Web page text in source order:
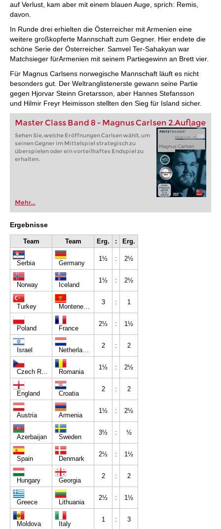
auf Verlust, kam aber mit einem blauen Auge, sprich: Remis,
davon.
In Runde drei erhielten die Österreicher mit Armenien eine
weitere großkopferte Mannschaft zum Gegner. Hier endete die
schöne Serie der Österreicher. Samvel Ter-Sahakyan war
Matchsieger fürArmenien mit seinem Partiegewinn an Brett vier.
Für Magnus Carlsens norwegische Mannschaft läuft es nicht
besonders gut. Der Weltranglistenerste gewann seine Partie
gegen Hjorvar Steinn Gretarsson, aber Hannes Stefansson
und Hilmir Freyr Heimisson stellten den Sieg für Island sicher.
Master Class Band 8 - Magnus Carlsen 2.Auflage
Sehen Sie, welche Eröffnungen Carlsen wählt, um
seinen Gegner im Mittelspiel strategisch zu
überspielen oder ein vorteilhaftes Endspiel zu
erhalten.
Mehr...
Ergebnisse
Team Team Erg. : Erg.
Serbia Germany
1½ : 2½
Norway Iceland
1½ : 2½
Turkey Montenegro *)
3 : 1
Poland France
2½ : 1½
Israel Netherlands
2 : 2
Czech Republic Romania
1½ : 2½
England Croatia
2 : 2
Austria Armenia
1½ : 2½
Azerbaijan Sweden
3½ : ½
Spain Denmark
2½ : 1½
Hungary Georgia
2 : 2
Greece Lithuania
2½ : 1½
Moldova Italy
1 : 3